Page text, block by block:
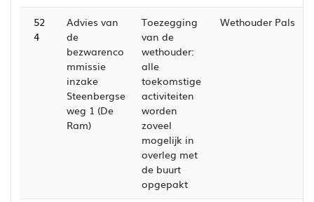
52
4
Advies van
de
bezwarenco
mmissie
inzake
Steenbergse
weg 1 (De
Ram)
Toezegging
van de
wethouder:
alle
toekomstige
activiteiten
worden
zoveel
mogelijk in
overleg met
de buurt
opgepakt
Wethouder Pals